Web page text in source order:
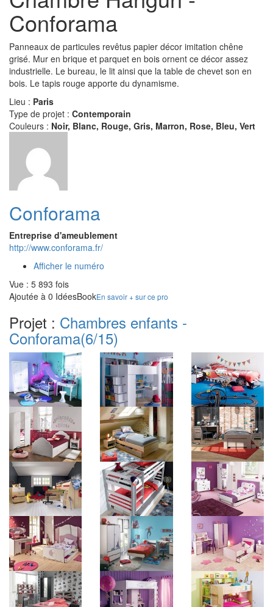
Conforama
Panneaux de particules revêtus papier décor imitation chêne
grisé. Mur en brique et parquet en bois ornent ce décor assez
industrielle. Le bureau, le lit ainsi que la table de chevet son en
bois. Le tapis rouge apporte du dynamisme.
Lieu : Paris
Type de projet : Contemporain
Couleurs : Noir, Blanc, Rouge, Gris, Marron, Rose, Bleu, Vert
Conforama
Entreprise d'ameublement
http://www.conforama.fr/
Afficher le numéro
Vue : 5 893 fois
Ajoutée à 0 IdéesBookEn savoir + sur ce pro
Projet : Chambres enfants -
Conforama(6/15)